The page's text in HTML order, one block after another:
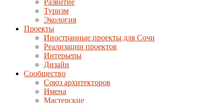
Развитие
Туризм
Экология
Проекты
Иностранные проекты для Сочи
Реализации проектов
Интерьеры
Дизайн
Сообщество
Союз архитекторов
Имена
Мастерские